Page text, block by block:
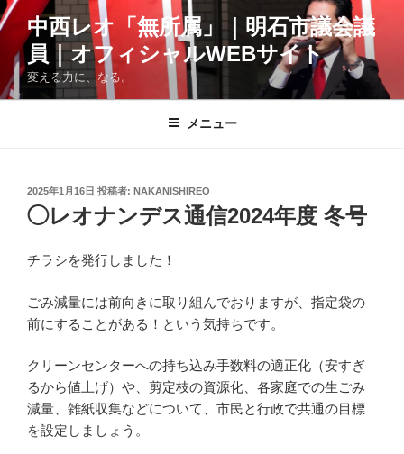
コ
ン
ン
ツ
中西レオ「無所属」｜明石市議会議
員｜オフィシャルWEBサイト
変える力に、なる。
メニュー
投
稿
日:
2025年1月16日 投稿者: NAKANISHIREO
◯レオナンデス通信2024年度 冬号
チラシを発行しました！
ごみ減量には前向きに取り組んでおりますが、指定袋の
前にすることがある！という気持ちです。
クリーンセンターへの持ち込み手数料の適正化（安すぎ
るから値上げ）や、剪定枝の資源化、各家庭での生ごみ
減量、雑紙収集などについて、市民と行政で共通の目標
を設定しましょう。